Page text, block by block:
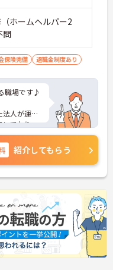
ホームヘルパー2
問
保険完備 退職金制度あり
職場です♪
人が運営
しており、
につけられ
制度も整
を目指せま
イルに合
います♪
す。
紹介してもらう